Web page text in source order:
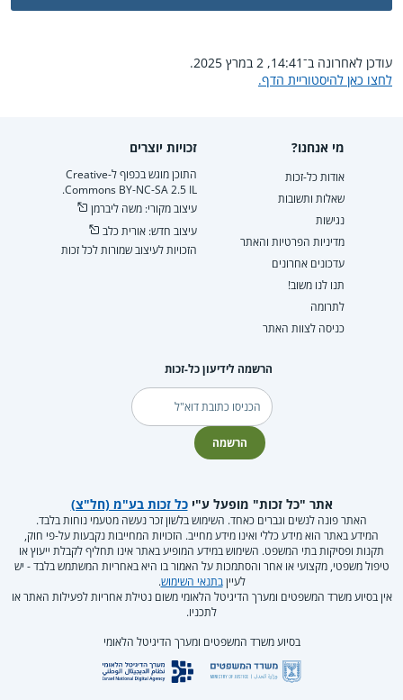
עודכן לאחרונה ב־14:41, 2 במרץ 2025.
לחצו כאן להיסטוריית הדף.
מי אנחנו?
אודות כל-זכות
שאלות ותשובות
נגישות
מדיניות הפרטיות והאתר
עדכונים אחרונים
תנו לנו משוב!
לתרומה
כניסה לצוות האתר
זכויות יוצרים
התוכן מוגש בכפוף ל-Creative
Commons BY-NC-SA 2.5 IL.
עיצוב מקורי: משה ליברמן
עיצוב חדש: אורית כלב
הזכויות לעיצוב שמורות לכל זכות
הרשמה לידיעון כל-זכות
דוא"ל
הרשמה
אתר "כל זכות" מופעל ע"יכל זכות בע"מ (חל"צ)
האתר פונה לנשים וגברים כאחד. השימוש בלשון זכר נעשה מטעמי נוחות בלבד.
המידע באתר הוא מידע כללי ואינו מידע מחייב. הזכויות המחייבות נקבעות על-פי חוק,
תקנות ופסיקות בתי המשפט. השימוש במידע המופיע באתר אינו תחליף לקבלת ייעוץ או
טיפול משפטי, מקצועי או אחר והסתמכות על האמור בו היא באחריות המשתמש בלבד - יש
לעייןבתנאי השימוש.
אין בסיוע משרד המשפטים ומערך הדיגיטל הלאומי משום נטילת אחריות לפעילות האתר או
לתכניו.
בסיוע משרד המשפטים ומערך הדיגיטל הלאומי